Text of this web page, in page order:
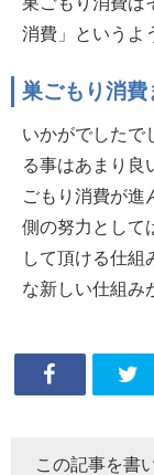
消費」というよ
巣ごもり消費
いかがでしたで
る事はあまり良
ごもり消費が進
側の努力として
して頂ける仕組
な新しい仕組み
この記事を書